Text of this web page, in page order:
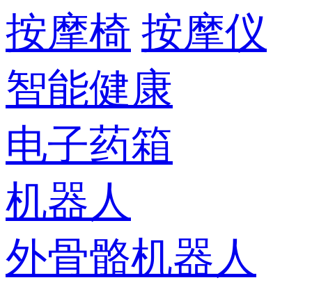
按摩椅 按摩仪
智能健康
电子药箱
机器人
外骨骼机器人